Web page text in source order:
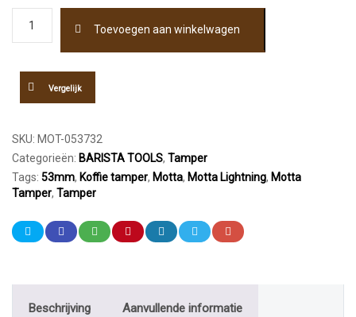
Tamper
Lightning
aantal
Toevoegen aan winkelwagen
Vergelijk
SKU: MOT-053732
Categorieën: BARISTA TOOLS, Tamper
Tags: 53mm, Koffie tamper, Motta, Motta Lightning, Motta
Tamper, Tamper
Beschrijving Aanvullende informatie